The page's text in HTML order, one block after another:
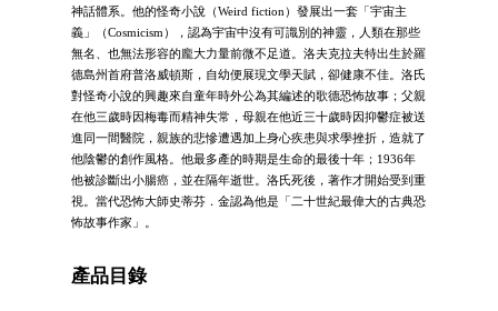
神話體系。他的怪奇小說（Weird fiction）發展出一套「宇宙主
義」（Cosmicism），認為宇宙中沒有可識別的神靈，人類在那些
無名、也無法形容的龐大力量前微不足道。洛夫克拉夫特出生於羅
德島州首府普洛威頓斯，自幼便展現文學天賦，卻健康不佳。洛氏
對怪奇小說的興趣來自童年時外公為其編述的歌德恐怖故事；父親
在他三歲時因梅毒而精神失常，母親在他近三十歲時因抑鬱症被送
進同一間醫院，親族的悲慘遭遇加上身心疾患與求學挫折，造就了
他陰鬱的創作風格。他最多產的時期是生命的最後十年；1936年
他被診斷出小腸癌，並在隔年逝世。洛氏死後，著作才開始受到重
視。當代恐怖大師史蒂芬．金認為他是「二十世紀最偉大的古典恐
怖故事作家」。
產品目錄